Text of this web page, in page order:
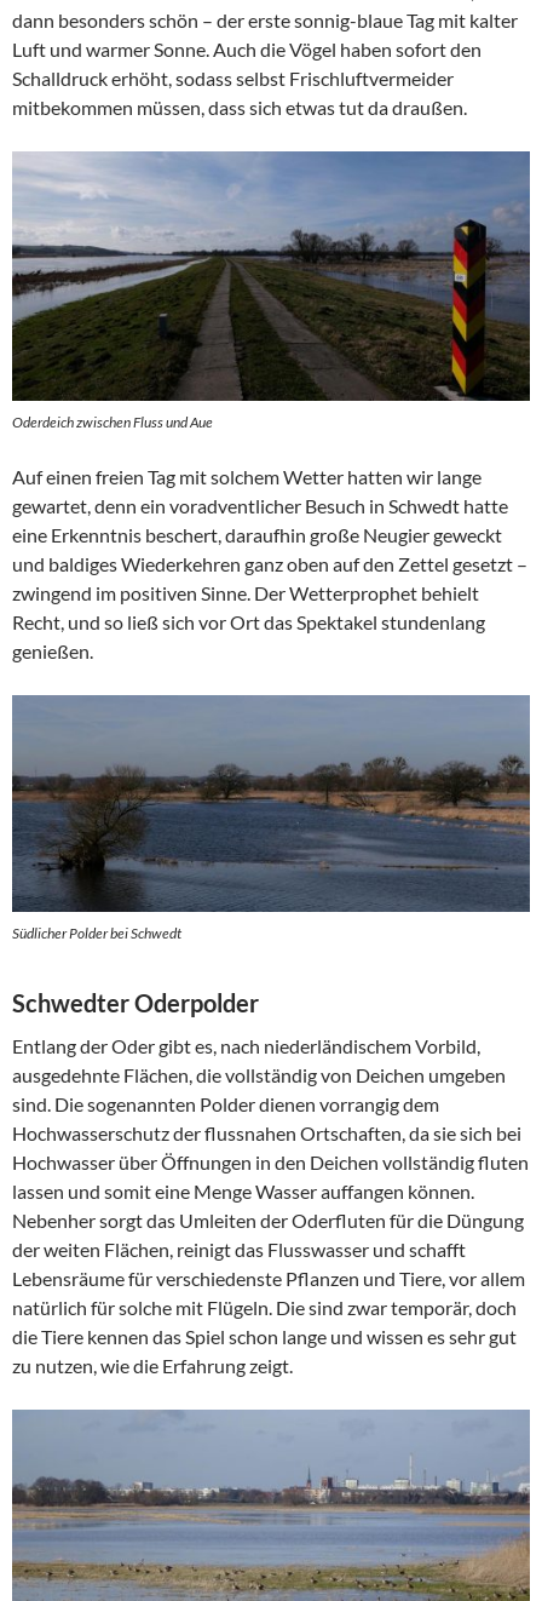
dann besonders schön – der erste sonnig-blaue Tag mit kalter
Luft und warmer Sonne. Auch die Vögel haben sofort den
Schalldruck erhöht, sodass selbst Frischluftvermeider
mitbekommen müssen, dass sich etwas tut da draußen.
Oderdeich zwischen Fluss und Aue
Auf einen freien Tag mit solchem Wetter hatten wir lange
gewartet, denn ein voradventlicher Besuch in Schwedt hatte
eine Erkenntnis beschert, daraufhin große Neugier geweckt
und baldiges Wiederkehren ganz oben auf den Zettel gesetzt –
zwingend im positiven Sinne. Der Wetterprophet behielt
Recht, und so ließ sich vor Ort das Spektakel stundenlang
genießen.
Südlicher Polder bei Schwedt
Schwedter Oderpolder
Entlang der Oder gibt es, nach niederländischem Vorbild,
ausgedehnte Flächen, die vollständig von Deichen umgeben
sind. Die sogenannten Polder dienen vorrangig dem
Hochwasserschutz der flussnahen Ortschaften, da sie sich bei
Hochwasser über Öffnungen in den Deichen vollständig fluten
lassen und somit eine Menge Wasser auffangen können.
Nebenher sorgt das Umleiten der Oderfluten für die Düngung
der weiten Flächen, reinigt das Flusswasser und schafft
Lebensräume für verschiedenste Pflanzen und Tiere, vor allem
natürlich für solche mit Flügeln. Die sind zwar temporär, doch
die Tiere kennen das Spiel schon lange und wissen es sehr gut
zu nutzen, wie die Erfahrung zeigt.